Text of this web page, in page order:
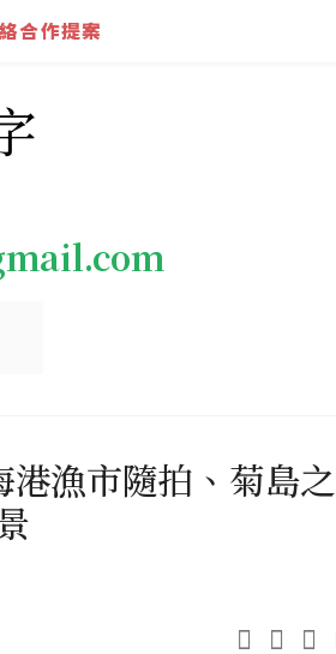
合作提案
港漁市隨拍、菊島之